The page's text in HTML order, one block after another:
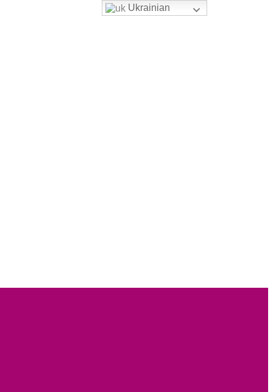
Ukrainian